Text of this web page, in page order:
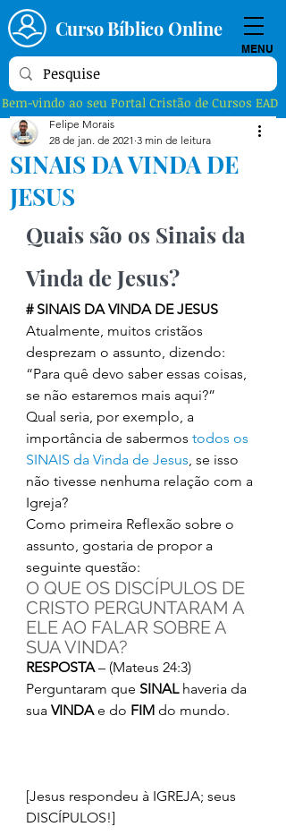
Curso Bíblico Online
MENU
Bem-vindo ao seu Portal Cristão de Cursos EAD
SINAIS DA VINDA DE
JESUS
Felipe Morais
28 de jan. de 2021 3 min de leitura
Quais são os Sinais da
Vinda de Jesus?
# SINAIS DA VINDA DE JESUS
Atualmente, muitos cristãos
desprezam o assunto, dizendo:
“Para quê devo saber essas coisas,
se não estaremos mais aqui?”
Qual seria, por exemplo, a
importância de sabermos todos os
SINAIS da Vinda de Jesus, se isso
não tivesse nenhuma relação com a
Igreja?
Como primeira Reflexão sobre o
assunto, gostaria de propor a
seguinte questão:
O QUE OS DISCÍPULOS DE
CRISTO PERGUNTARAM A
ELE AO FALAR SOBRE A
SUA VINDA?
RESPOSTA – (Mateus 24:3)
Perguntaram que SINAL haveria da
sua VINDA e do FIM do mundo.
[Jesus respondeu à IGREJA; seus
DISCÍPULOS!]